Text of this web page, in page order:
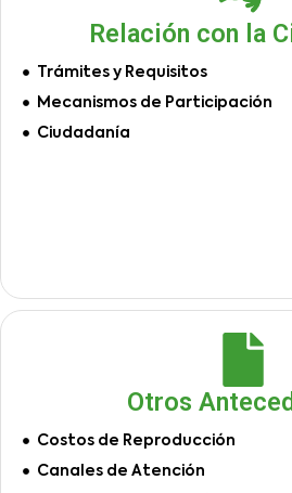
Relación con la
Trámites y Requisitos
Mecanismos de Participación
Ciudadanía
Otros
Costos de Reproducción
Canales de Atención